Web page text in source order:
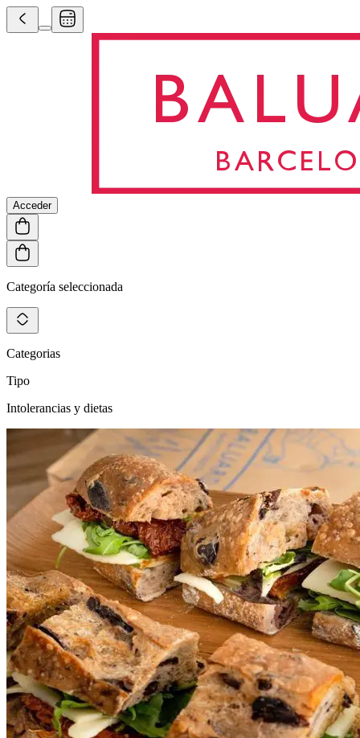
Acceder
Categoría seleccionada
Categorias
Tipo
Intolerancias y dietas